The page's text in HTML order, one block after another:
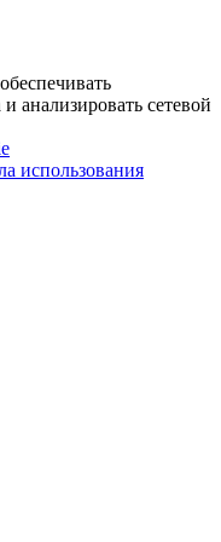
анализировать сетевой
использования